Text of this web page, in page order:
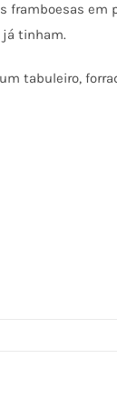
framboesas em
já tinham.
tabuleiro,